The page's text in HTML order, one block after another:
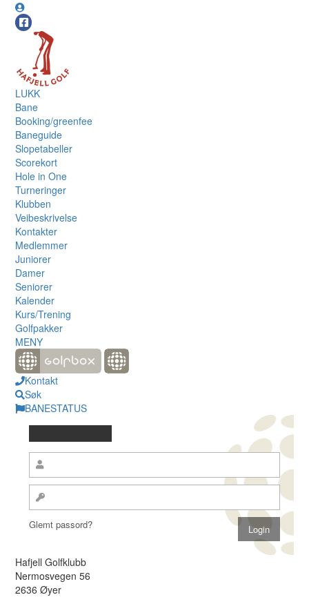
LUKK
Bane
Booking/greenfee
Baneguide
Slopetabeller
Scorekort
Hole in One
Turneringer
Klubben
Veibeskrivelse
Kontakter
Medlemmer
Juniorer
Damer
Seniorer
Kalender
Kurs/Trening
Golfpakker
MENY
Kontakt
Søk
BANESTATUS
Glemt passord?
Hafjell Golfklubb
Nermosvegen 56
2636 Øyer